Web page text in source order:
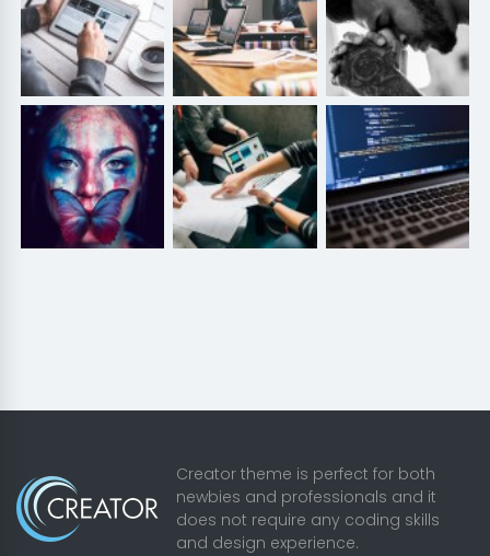
Creator theme is perfect for both
newbies and professionals and it
does not require any coding skills
and design experience.